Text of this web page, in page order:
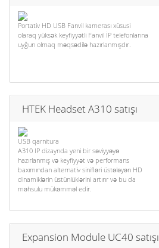
Portativ HD USB Fanvil kamerası xüsusi
olaraq yüksək keyfiyyətli Fanvil İP telefonlarına
uyğun olmaq məqsədilə hazırlanmışdır.
HTEK Headset A310 satışı
USB qarnitura
A310 IP dizaynda yeni bir səviyyəyə
hazırlanmış və keyfiyyət və performans
baxımından alternativ sinifləri üstələyən HD
dinamiklərin üstünlüklərini artırır və bu da
məhsulu mükəmməl edir.
Expansion Module UC40 satışı